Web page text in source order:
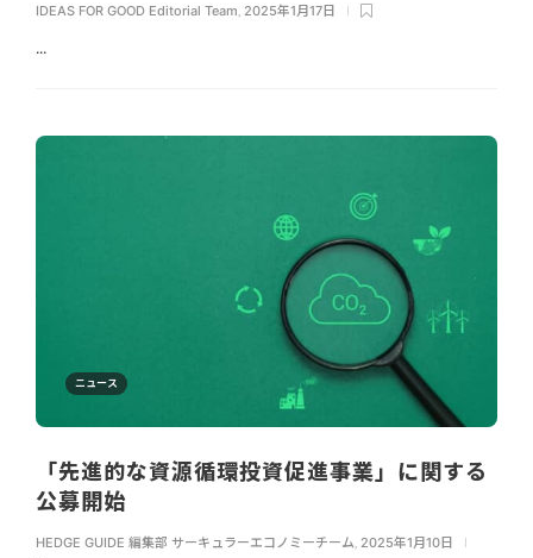
IDEAS FOR GOOD Editorial Team 2025年1月17日
...
ニュース
「先進的な資源循環投資促進事業」に関する
公募開始
HEDGE GUIDE 編集部 サーキュラーエコノミーチーム, 2025年1月10日